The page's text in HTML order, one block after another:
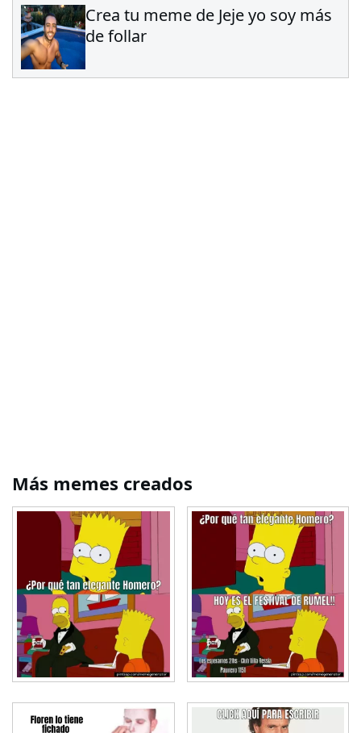
Crea tu meme de Jeje yo soy más
de follar
Más memes creados